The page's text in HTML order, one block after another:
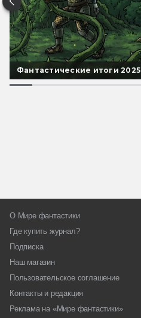
Фантастические итоги 2025
О Мире фантастики
Где купить журнал?
Подписка
Наш магазин
Пользовательское соглашение
Контакты и редакция
Реклама на «Мире фантастики»